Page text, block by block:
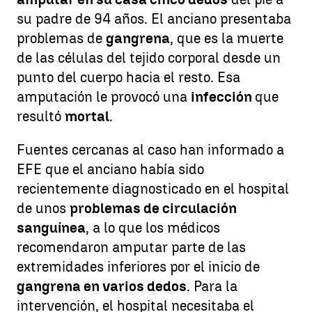
su padre de 94 años. El anciano presentaba
problemas de gangrena, que es la muerte
de las células del tejido corporal desde un
punto del cuerpo hacia el resto. Esa
amputación le provocó una infección que
resultó mortal.
Fuentes cercanas al caso han informado a
EFE que el anciano había sido
recientemente diagnosticado en el hospital
de unos problemas de circulación
sanguínea, a lo que los médicos
recomendaron amputar parte de las
extremidades inferiores por el inicio de
gangrena en varios dedos. Para la
intervención, el hospital necesitaba el